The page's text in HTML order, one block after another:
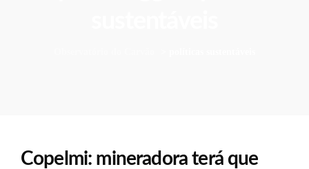
Copelmi: mineradora terá que